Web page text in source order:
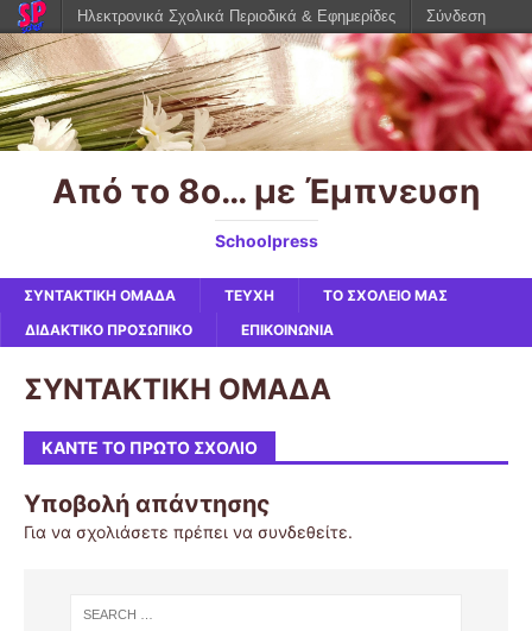
Από το 8ο… με Έμπνευση
Schoolpress
ΣΥΝΤΑΚΤΙΚΗ ΟΜΑΔΑ ΤΕΥΧΗ
ΤΟ ΣΧΟΛΕΙΟ ΜΑΣ
ΔΙΔΑΚΤΙΚΟ ΠΡΟΣΩΠΙΚΟ
ΕΠΙΚΟΙΝΩΝΙΑ
ΣΥΝΤΑΚΤΙΚΗ ΟΜΑΔΑ
ΚΆΝΤΕ ΤΟ ΠΡΏΤΟ ΣΧΌΛΙΟ
Υποβολή απάντησης
Για να σχολιάσετε πρέπει να συνδεθείτε.
Ηλεκτρονικά Σχολικά Περιοδικά & Εφημερίδες Σύνδεση